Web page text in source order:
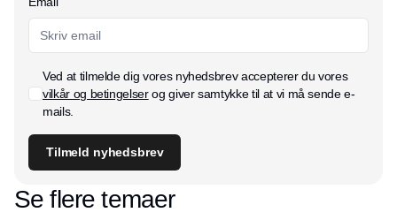
Ved at tilmelde dig vores nyhedsbrev accepterer du vores
vilkår og betingelserog giver samtykke til at vi må sende e-
mails.
Tilmeld nyhedsbrev
Se flere temaer